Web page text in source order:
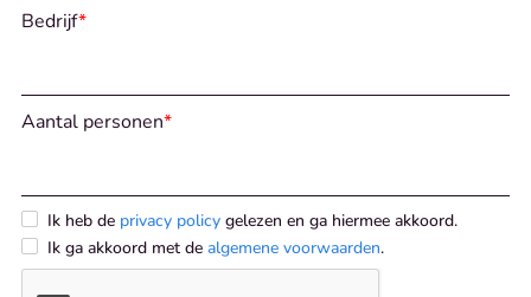
Bedrijf*
Aantal personen*
Ik heb de privacy policygelezen en ga hiermee akkoord.
Ik ga akkoord met de algemene voorwaarden.